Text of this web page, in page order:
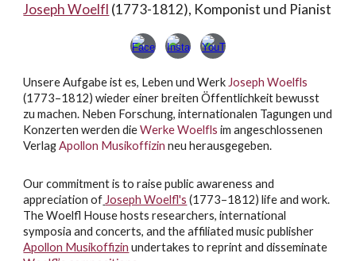
Joseph Woelfl (1773-1812), Komponist und Pianist
Unsere Aufgabe ist es, Leben und Werk Joseph Woelfls
(1773–1812) wieder einer breiten Öffentlichkeit bewusst
zu machen. Neben Forschung, internationalen Tagungen und
Konzerten werden die Werke Woelfls im angeschlossenen
Verlag Apollon Musikoffizin neu herausgegeben.
Our commitment is to raise public awareness and
appreciation of Joseph Woelfl's (1773–1812) life and work.
The Woelfl House hosts researchers, international
symposia and concerts, and the affiliated music publisher
Apollon Musikoffizin undertakes to reprint and disseminate